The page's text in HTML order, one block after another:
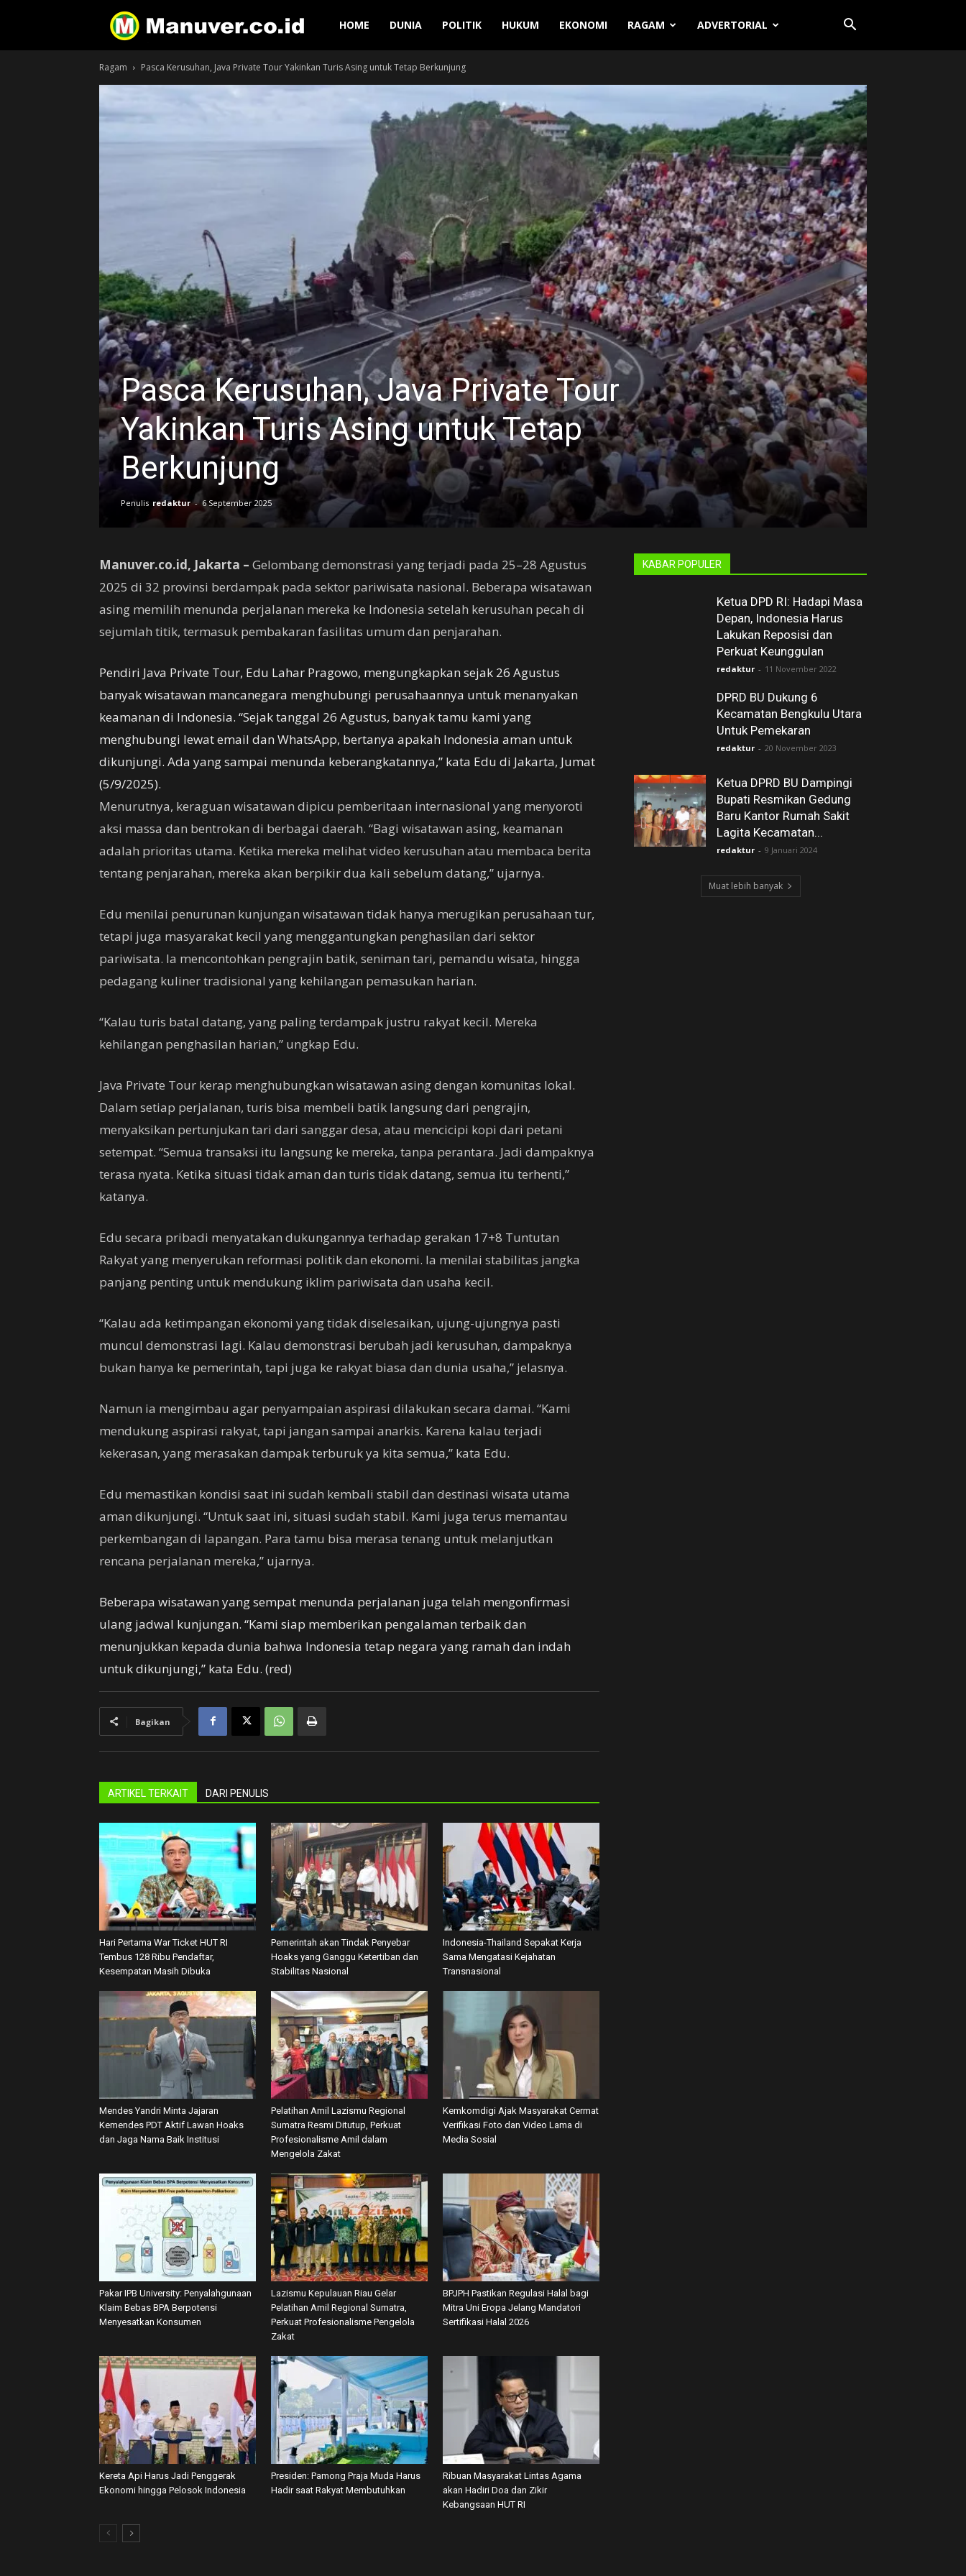
Manuver
HOME DUNIA POLITIK HUKUM EKONOMI RAGAM ADVERTORIAL
Ragam Pasca Kerusuhan, Java Private Tour Yakinkan Turis Asing untuk Tetap Berkunjung
Pasca Kerusuhan, Java Private Tour
Yakinkan Turis Asing untuk Tetap
Berkunjung
Penulis redaktur - 6 September 2025
Manuver.co.id, Jakarta – Gelombang demonstrasi yang terjadi pada 25–28 Agustus
2025 di 32 provinsi berdampak pada sektor pariwisata nasional. Beberapa wisatawan
asing memilih menunda perjalanan mereka ke Indonesia setelah kerusuhan pecah di
sejumlah titik, termasuk pembakaran fasilitas umum dan penjarahan.
Pendiri Java Private Tour, Edu Lahar Pragowo, mengungkapkan sejak 26 Agustus
banyak wisatawan mancanegara menghubungi perusahaannya untuk menanyakan
keamanan di Indonesia. “Sejak tanggal 26 Agustus, banyak tamu kami yang
menghubungi lewat email dan WhatsApp, bertanya apakah Indonesia aman untuk
dikunjungi. Ada yang sampai menunda keberangkatannya,” kata Edu di Jakarta, Jumat
(5/9/2025).
Menurutnya, keraguan wisatawan dipicu pemberitaan internasional yang menyoroti
aksi massa dan bentrokan di berbagai daerah. “Bagi wisatawan asing, keamanan
adalah prioritas utama. Ketika mereka melihat video kerusuhan atau membaca berita
tentang penjarahan, mereka akan berpikir dua kali sebelum datang,” ujarnya.
Edu menilai penurunan kunjungan wisatawan tidak hanya merugikan perusahaan tur,
tetapi juga masyarakat kecil yang menggantungkan penghasilan dari sektor
pariwisata. Ia mencontohkan pengrajin batik, seniman tari, pemandu wisata, hingga
pedagang kuliner tradisional yang kehilangan pemasukan harian.
“Kalau turis batal datang, yang paling terdampak justru rakyat kecil. Mereka
kehilangan penghasilan harian,” ungkap Edu.
Java Private Tour kerap menghubungkan wisatawan asing dengan komunitas lokal.
Dalam setiap perjalanan, turis bisa membeli batik langsung dari pengrajin,
menyaksikan pertunjukan tari dari sanggar desa, atau mencicipi kopi dari petani
setempat. “Semua transaksi itu langsung ke mereka, tanpa perantara. Jadi dampaknya
terasa nyata. Ketika situasi tidak aman dan turis tidak datang, semua itu terhenti,”
katanya.
Edu secara pribadi menyatakan dukungannya terhadap gerakan 17+8 Tuntutan
Rakyat yang menyerukan reformasi politik dan ekonomi. Ia menilai stabilitas jangka
panjang penting untuk mendukung iklim pariwisata dan usaha kecil.
“Kalau ada ketimpangan ekonomi yang tidak diselesaikan, ujung-ujungnya pasti
muncul demonstrasi lagi. Kalau demonstrasi berubah jadi kerusuhan, dampaknya
bukan hanya ke pemerintah, tapi juga ke rakyat biasa dan dunia usaha,” jelasnya.
Namun ia mengimbau agar penyampaian aspirasi dilakukan secara damai. “Kami
mendukung aspirasi rakyat, tapi jangan sampai anarkis. Karena kalau terjadi
kekerasan, yang merasakan dampak terburuk ya kita semua,” kata Edu.
Edu memastikan kondisi saat ini sudah kembali stabil dan destinasi wisata utama
aman dikunjungi. “Untuk saat ini, situasi sudah stabil. Kami juga terus memantau
perkembangan di lapangan. Para tamu bisa merasa tenang untuk melanjutkan
rencana perjalanan mereka,” ujarnya.
Beberapa wisatawan yang sempat menunda perjalanan juga telah mengonfirmasi
ulang jadwal kunjungan. “Kami siap memberikan pengalaman terbaik dan
menunjukkan kepada dunia bahwa Indonesia tetap negara yang ramah dan indah
untuk dikunjungi,” kata Edu. (red)
Bagikan
ARTIKEL TERKAIT DARI PENULIS
Hari Pertama War Ticket HUT RI
Tembus 128 Ribu Pendaftar,
Kesempatan Masih Dibuka
Pemerintah akan Tindak Penyebar
Hoaks yang Ganggu Ketertiban dan
Stabilitas Nasional
Indonesia-Thailand Sepakat Kerja
Sama Mengatasi Kejahatan
Transnasional
Mendes Yandri Minta Jajaran
Kemendes PDT Aktif Lawan Hoaks
dan Jaga Nama Baik Institusi
Pelatihan Amil Lazismu Regional
Sumatra Resmi Ditutup, Perkuat
Profesionalisme Amil dalam
Mengelola Zakat
Kemkomdigi Ajak Masyarakat Cermat
Verifikasi Foto dan Video Lama di
Media Sosial
Pakar IPB University: Penyalahgunaan
Klaim Bebas BPA Berpotensi
Menyesatkan Konsumen
Lazismu Kepulauan Riau Gelar
Pelatihan Amil Regional Sumatra,
Perkuat Profesionalisme Pengelola
Zakat
BPJPH Pastikan Regulasi Halal bagi
Mitra Uni Eropa Jelang Mandatori
Sertifikasi Halal 2026
Kereta Api Harus Jadi Penggerak
Ekonomi hingga Pelosok Indonesia
Presiden: Pamong Praja Muda Harus
Hadir saat Rakyat Membutuhkan
Ribuan Masyarakat Lintas Agama
akan Hadiri Doa dan Zikir
Kebangsaan HUT RI
KABAR POPULER
Ketua DPD RI: Hadapi Masa
Depan, Indonesia Harus
Lakukan Reposisi dan
Perkuat Keunggulan
redaktur - 11 November 2022
DPRD BU Dukung 6
Kecamatan Bengkulu Utara
Untuk Pemekaran
redaktur - 20 November 2023
Ketua DPRD BU Dampingi
Bupati Resmikan Gedung
Baru Kantor Rumah Sakit
Lagita Kecamatan...
redaktur - 9 Januari 2024
Muat lebih banyak